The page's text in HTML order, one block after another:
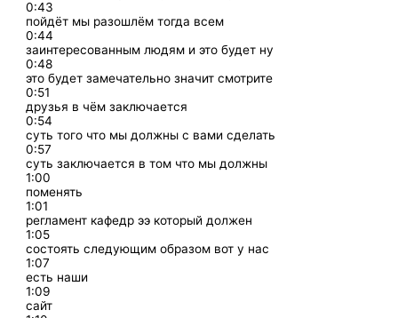
0:43
пойдёт мы разошлём тогда всем
0:44
заинтересованным людям и это будет ну
0:48
это будет замечательно значит смотрите
0:51
друзья в чём заключается
0:54
суть того что мы должны с вами сделать
0:57
суть заключается в том что мы должны
1:00
поменять
1:01
регламент кафедр ээ который должен
1:05
состоять следующим образом вот у нас
1:07
есть наши
1:09
сайт